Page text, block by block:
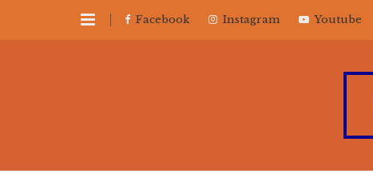
Facebook Instagram Youtube